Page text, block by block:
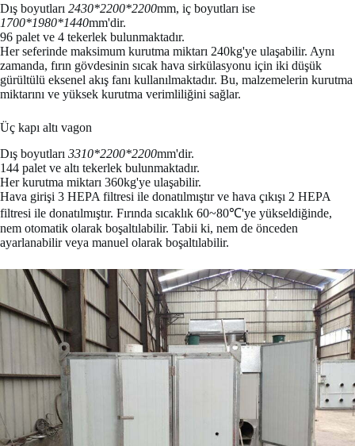
Dış boyutları 2430*2200*2200mm, iç boyutları ise
1700*1980*1440mm'dir.
96 palet ve 4 tekerlek bulunmaktadır.
Her seferinde maksimum kurutma miktarı 240kg'ye ulaşabilir. Aynı
zamanda, fırın gövdesinin sıcak hava sirkülasyonu için iki düşük
gürültülü eksenel akış fanı kullanılmaktadır. Bu, malzemelerin kurutma
miktarını ve yüksek kurutma verimliliğini sağlar.
Üç kapı altı vagon
Dış boyutları 3310*2200*2200mm'dir.
144 palet ve altı tekerlek bulunmaktadır.
Her kurutma miktarı 360kg'ye ulaşabilir.
Hava girişi 3 HEPA filtresi ile donatılmıştır ve hava çıkışı 2 HEPA
filtresi ile donatılmıştır. Fırında sıcaklık 60~80℃'ye yükseldiğinde,
nem otomatik olarak boşaltılabilir. Tabii ki, nem de önceden
ayarlanabilir veya manuel olarak boşaltılabilir.